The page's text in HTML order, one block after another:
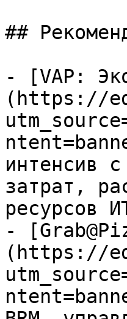
##
- [VAP:
(https://
интенсив
затрат,
ресурсов
-
(https://